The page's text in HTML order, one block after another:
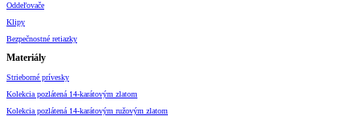
Oddeľovače
Klipy
Bezpečnostné retiazky
Materiály
Strieborné prívesky
Kolekcia pozlátená 14-karátovým zlatom
Kolekcia pozlátená 14-karátovým ružovým zlatom